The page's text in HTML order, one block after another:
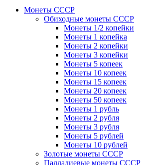
Монеты СССР
Обиходные монеты СССР
Монеты 1/2 копейки
Монеты 1 копейка
Монеты 2 копейки
Монеты 3 копейки
Монеты 5 копеек
Монеты 10 копеек
Монеты 15 копеек
Монеты 20 копеек
Монеты 50 копеек
Монеты 1 рубль
Монеты 2 рубля
Монеты 3 рубля
Монеты 5 рублей
Монеты 10 рублей
Золотые монеты СССР
Палладиевые монеты СССР